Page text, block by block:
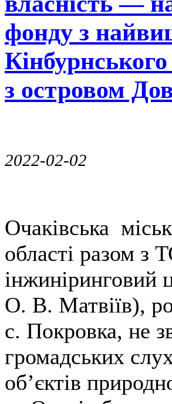
фонду з
з островом
2022-02-02
Очаківська
області разом з
інжиніринговий
О. В. Матвіїв),
с. Покровка, не
громадських
об’єктів